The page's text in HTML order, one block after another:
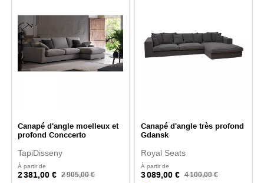
Canapé d'angle moelleux et
profond Conccerto
TapiDisseny
À partir de
2 381,00 € 2 905,00 €
Canapé d'angle très profond
Gdansk
Royal Seats
À partir de
3 089,00 € 4 100,00 €